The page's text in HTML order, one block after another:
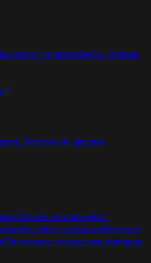
Livraison à domicileCar Avenue
L'histoire du groupe
Citroën occasionFiat
Benz occasionPeugeot
Découvrez toutes nos marques